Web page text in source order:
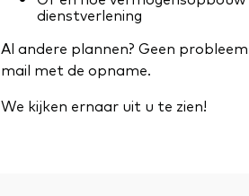
dienstverlening
Al andere plannen? Geen
mail met de opname.
We kijken ernaar uit u te zien!